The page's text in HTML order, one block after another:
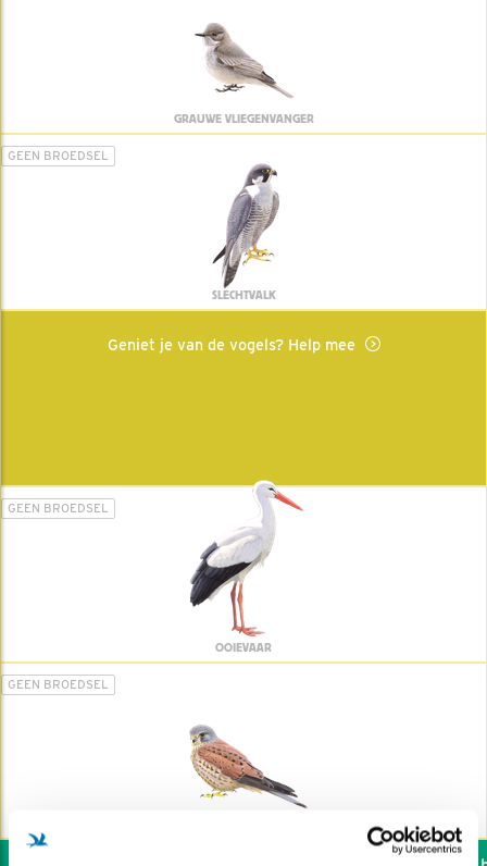
GRAUWE VLIEGENVANGER
GEEN BROEDSEL
SLECHTVALK
Geniet je van de vogels? Help mee
GEEN BROEDSEL
OOIEVAAR
GEEN BROEDSEL